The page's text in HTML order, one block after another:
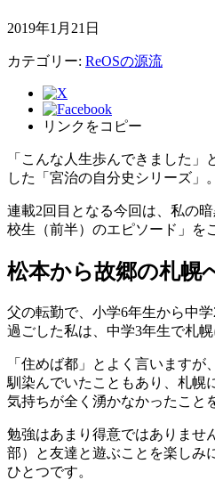
2019年1月21日
カテゴリー: ReOSの源流
リンクをコピー
「こんな人生歩んできました」
した「宮治の自分史シリーズ」。
連載2回目となる今回は、私の
校生（前半）のエピソード」を
松本から故郷の札幌
父の転勤で、小学6年生から中
過ごした私は、中学3年生で札
「住めば都」とよく言いますが
馴染んでいたこともあり、札幌
気持ちが全く湧かなかったこと
勉強はあまり得意ではありませ
部）と友達と遊ぶことを楽しみ
ひとつです。